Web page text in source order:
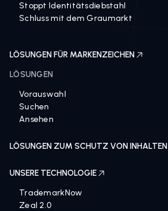
Stoppt Identitätsdiebstahl
Schluss mit dem Graumarkt
LÖSUNGEN FÜR MARKENZEICHEN
LÖSUNGEN
Vorauswahl
Suchen
Ansehen
LÖSUNGEN ZUM SCHUTZ VON INHALTEN
UNSERE TECHNOLOGIE
TrademarkNow
Zeal 2.0